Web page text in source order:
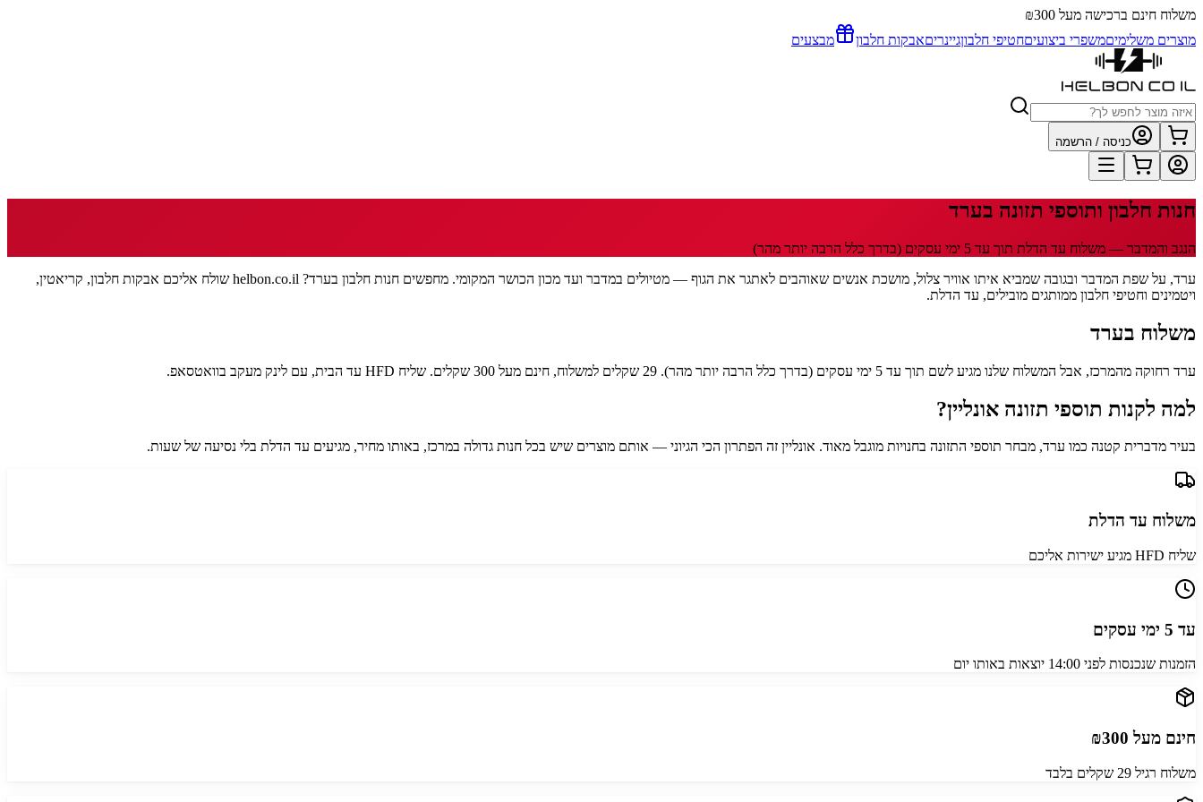
משלוח חינם ברכישה מעל ₪300
מוצרים משלימיםמשפרי ביצועיםחטיפי חלבוןגיינריםאבקות חלבון מבצעים
כניסה / הרשמה
חנות חלבון ותוספי תזונה בערד
הנגב והמדבר — משלוח עד הדלת תוך עד 5 ימי עסקים (בדרך כלל הרבה יותר מהר)
ערד, על שפת המדבר ובגובה שמביא איתו אוויר צלול, מושכת אנשים שאוהבים לאתגר את הגוף — מטיולים במדבר ועד מכון הכושר המקומי. מחפשים חנות חלבון בערד? helbon.co.il שולח אליכם אבקות חלבון, קריאטין,
ויטמינים וחטיפי חלבון ממותגים מובילים, עד הדלת.
משלוח בערד
ערד רחוקה מהמרכז, אבל המשלוח שלנו מגיע לשם תוך עד 5 ימי עסקים (בדרך כלל הרבה יותר מהר). 29 שקלים למשלוח, חינם מעל 300 שקלים. שליח HFD עד הבית, עם לינק מעקב בוואטסאפ.
למה לקנות תוספי תזונה אונליין?
בעיר מדברית קטנה כמו ערד, מבחר תוספי התזונה בחנויות מוגבל מאוד. אונליין זה הפתרון הכי הגיוני — אותם מוצרים שיש בכל חנות גדולה במרכז, באותו מחיר, מגיעים עד הדלת בלי נסיעה של שעות.
משלוח עד הדלת
שליח HFD מגיע ישירות אליכם
עד 5 ימי עסקים
הזמנות שנכנסות לפני 14:00 יוצאות באותו יום
חינם מעל ₪300
משלוח רגיל 29 שקלים בלבד